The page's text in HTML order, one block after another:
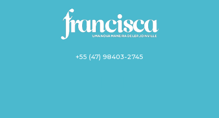
+55 (47) 98403-2745